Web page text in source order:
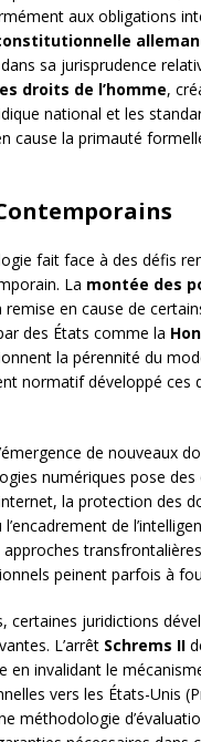
aux obligations
sa jurisprudence
droits de l’homme,
national et les
cause la primauté
fait face à des défis
La montée des
remise en cause de
des États comme la
la pérennité du
normatif développé ces
de nouveaux
numériques pose des
la protection des
de
peinent parfois à
certaines juridictions
L’arrêt Schrems II
en invalidant le
vers les États-Unis
méthodologie